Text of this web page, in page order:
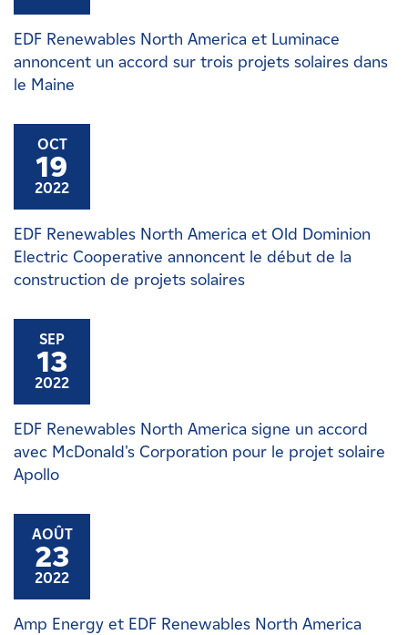
EDF Renewables North America et Luminace
annoncent un accord sur trois projets solaires dans
le Maine
OCT
19
2022
EDF Renewables North America et Old Dominion
Electric Cooperative annoncent le début de la
construction de projets solaires
SEP
13
2022
EDF Renewables North America signe un accord
avec McDonald's Corporation pour le projet solaire
Apollo
AOÛT
23
2022
Amp Energy et EDF Renewables North America